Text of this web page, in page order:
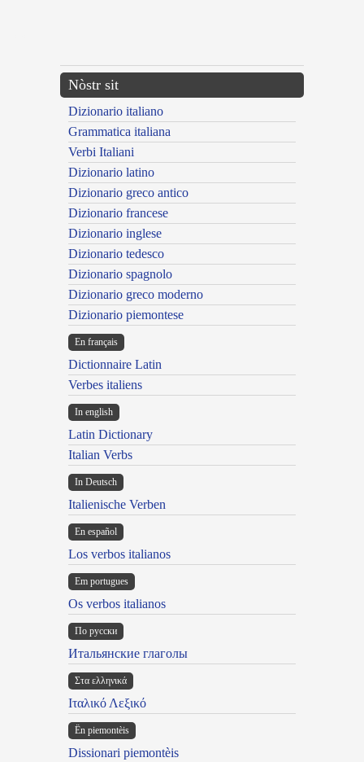
Nòstr sit
Dizionario italiano
Grammatica italiana
Verbi Italiani
Dizionario latino
Dizionario greco antico
Dizionario francese
Dizionario inglese
Dizionario tedesco
Dizionario spagnolo
Dizionario greco moderno
Dizionario piemontese
En français
Dictionnaire Latin
Verbes italiens
In english
Latin Dictionary
Italian Verbs
In Deutsch
Italienische Verben
En español
Los verbos italianos
Em portugues
Os verbos italianos
По русски
Итальянские глаголы
Στα ελληνικά
Ιταλικό Λεξικό
Ën piemontèis
Dissionari piemontèis